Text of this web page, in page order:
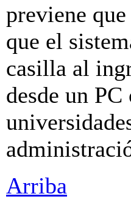
previene
que el
casilla al
desde un
Arriba